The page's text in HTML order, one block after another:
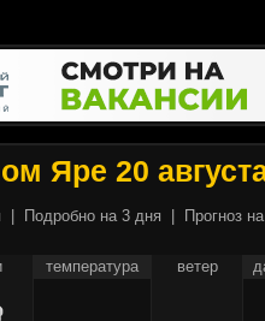
Яре 20
Подробно на 3 дня Прогноз
температура ветер